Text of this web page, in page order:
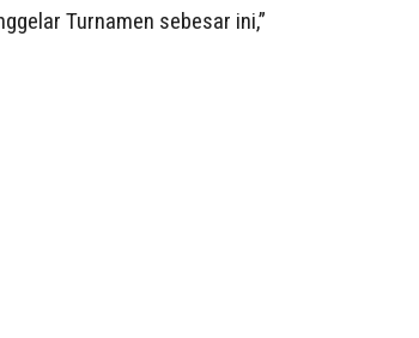
Turnamen sebesar ini,”